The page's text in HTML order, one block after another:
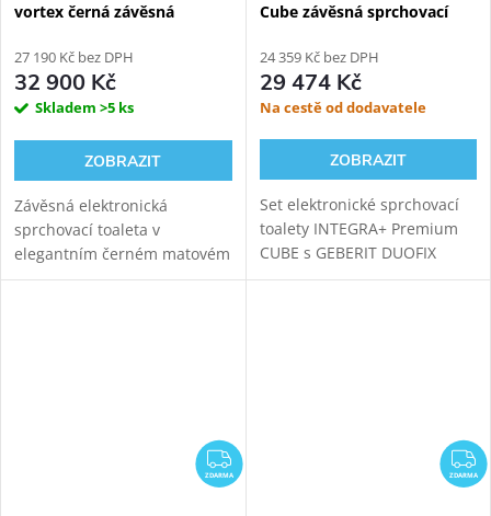
vortex černá závěsná
27 190 Kč bez DPH
32 900 Kč
Skladem >5 ks
ZOBRAZIT
Závěsná elektronická
sprchovací toaleta v
elegantním černém matovém
barevném provedení s
Cube závěsná sprchovací
111.925.00.5
24 359 Kč bez DPH
29 474 Kč
Na cestě od dodavatele
ZOBRAZIT
Set elektronické sprchovací
toalety INTEGRA+ Premium
CUBE s GEBERIT DUOFIX
111.925.00.5 modulem pro
ZDARMA
ZDARMA ZDARMA